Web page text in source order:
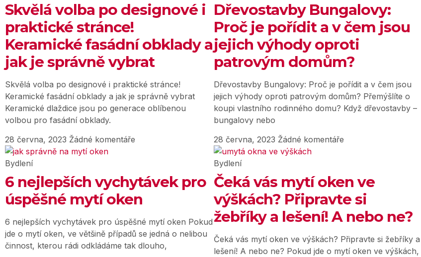
Skvělá volba po designové i
praktické stránce!
Keramické fasádní obklady a
jak je správně vybrat
Skvělá volba po designové i praktické stránce!
Keramické fasádní obklady a jak je správně vybrat
Keramické dlaždice jsou po generace oblíbenou
volbou pro fasádní obklady.
28 června, 2023 Žádné komentáře
Dřevostavby Bungalovy:
Proč je pořídit a v čem jsou
jejich výhody oproti
patrovým domům?
Dřevostavby Bungalovy: Proč je pořídit a v čem jsou
jejich výhody oproti patrovým domům? Přemýšlíte o
koupi vlastního rodinného domu? Když dřevostavby –
bungalovy nebo
28 června, 2023 Žádné komentáře
Bydlení
6 nejlepších vychytávek pro
úspěšné mytí oken
6 nejlepších vychytávek pro úspěšné mytí oken Pokud
jde o mytí oken, ve většině případů se jedná o nelibou
činnost, kterou rádi odkládáme tak dlouho,
Bydlení
Čeká vás mytí oken ve
výškách? Připravte si
žebříky a lešení! A nebo ne?
Čeká vás mytí oken ve výškách? Připravte si žebříky a
lešení! A nebo ne? Pokud jde o mytí oken ve výškách,